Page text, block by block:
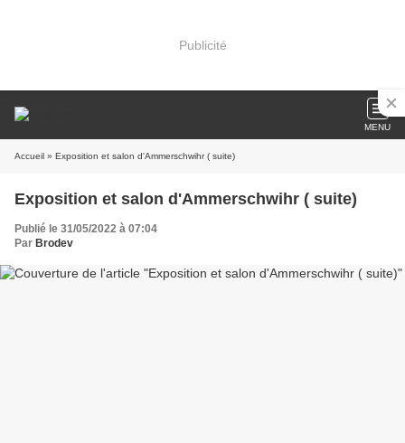
Publicité
MENU
Accueil » Exposition et salon d'Ammerschwihr ( suite)
Exposition et salon d'Ammerschwihr ( suite)
Publié le 31/05/2022 à 07:04
Par Brodev